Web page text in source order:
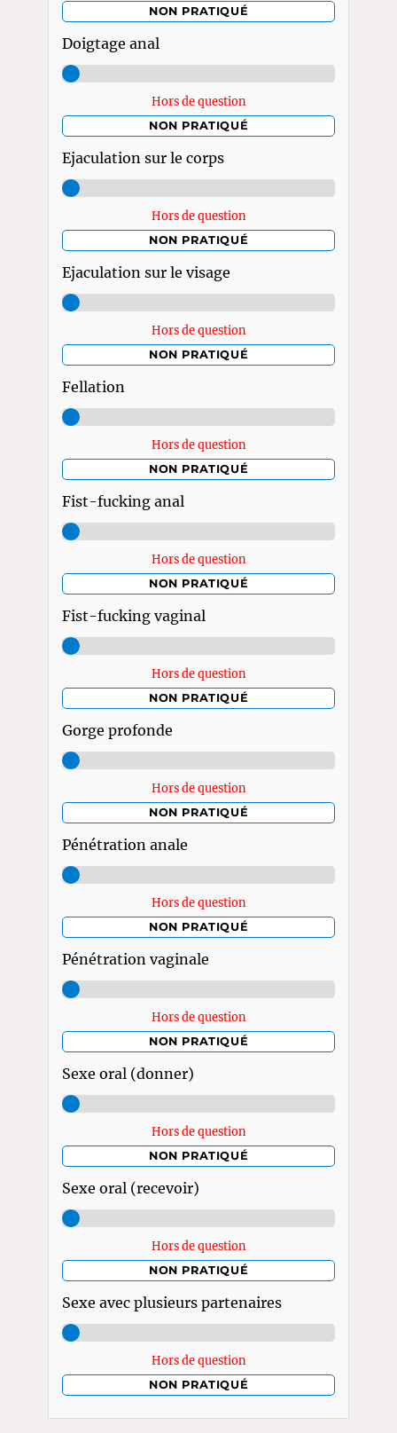
NON PRATIQUÉ
Doigtage anal
Hors de question
NON PRATIQUÉ
Ejaculation sur le corps
Hors de question
NON PRATIQUÉ
Ejaculation sur le visage
Hors de question
NON PRATIQUÉ
Fellation
Hors de question
NON PRATIQUÉ
Fist-fucking anal
Hors de question
NON PRATIQUÉ
Fist-fucking vaginal
Hors de question
NON PRATIQUÉ
Gorge profonde
Hors de question
NON PRATIQUÉ
Pénétration anale
Hors de question
NON PRATIQUÉ
Pénétration vaginale
Hors de question
NON PRATIQUÉ
Sexe oral (donner)
Hors de question
NON PRATIQUÉ
Sexe oral (recevoir)
Hors de question
NON PRATIQUÉ
Sexe avec plusieurs partenaires
Hors de question
NON PRATIQUÉ